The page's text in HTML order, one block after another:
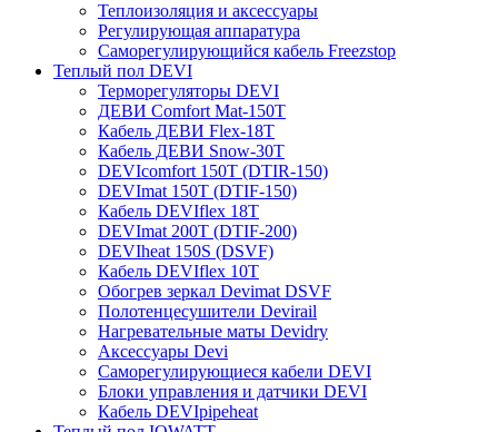
Теплоизоляция и аксессуары
Регулирующая аппаратура
Cаморегулирующийся кабель Freezstop
Теплый пол DEVI
Терморегуляторы DEVI
ДЕВИ Comfort Mat-150T
Кабель ДЕВИ Flex-18T
Кабель ДЕВИ Snow-30T
DEVIcomfort 150T (DTIR-150)
DEVImat 150T (DTIF-150)
Кабель DEVIflex 18T
DEVImat 200T (DTIF-200)
DEVIheat 150S (DSVF)
Кабель DEVIflex 10T
Обогрев зеркал Devimat DSVF
Полотенцесушители Devirail
Нагревательные маты Devidry
Аксессуары Devi
Саморегулирующиеся кабели DEVI
Блоки управления и датчики DEVI
Кабель DEVIpipeheat